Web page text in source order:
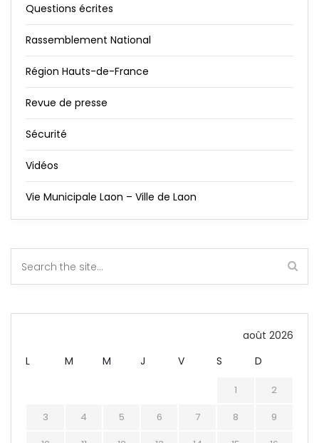
Questions écrites
Rassemblement National
Région Hauts-de-France
Revue de presse
Sécurité
Vidéos
Vie Municipale Laon – Ville de Laon
août 2026
L
M M J V S D
1
2
3
4 5 6 7 8
9